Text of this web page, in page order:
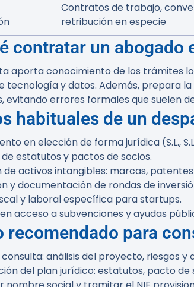
Contratos de trabajo,
retribución en especie
contratar un
aporta conocimiento de los trámites
tecnología y datos. Además, prepara
evitando errores formales que suelen
habituales de un
en elección de forma jurídica (S.L.,
estatutos y pactos de socios.
de activos intangibles: marcas,
y documentación de rondas de
y laboral específica para startups.
acceso a subvenciones y ayudas
recomendado para
análisis del proyecto, riesgos
del plan jurídico: estatutos, pacto